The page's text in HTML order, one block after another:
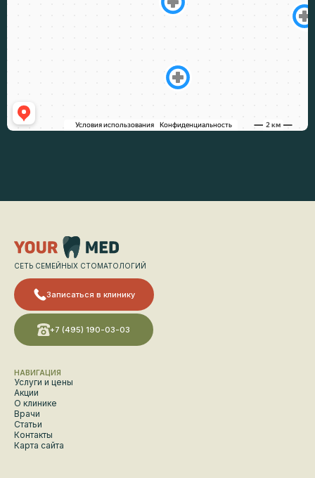
СЕТЬ СЕМЕЙНЫХ СТОМАТОЛОГИЙ
НАВИГАЦИЯ
Услуги и цены
Акции
О клинике
Врачи
Статьи
Контакты
Карта сайта
+7 (495) 190-03-03
Записаться в клинику